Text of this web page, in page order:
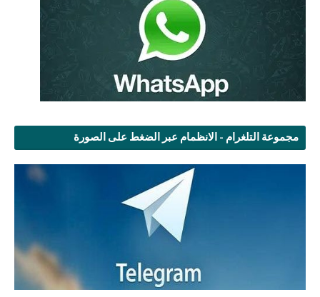
مجموعة التلغرام - الانظمام عبر الضغط على الصورة